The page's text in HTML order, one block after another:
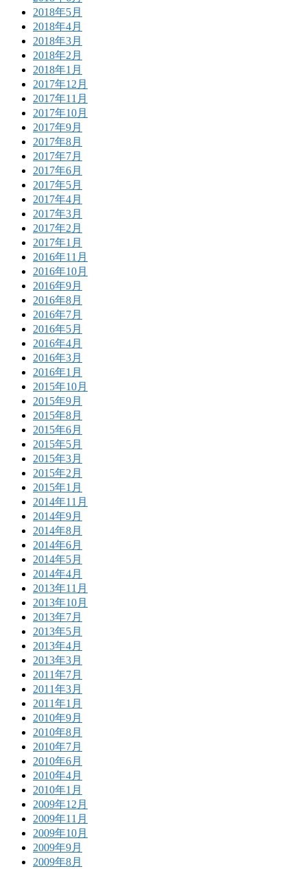
2018年5月
2018年4月
2018年3月
2018年2月
2018年1月
2017年12月
2017年11月
2017年10月
2017年9月
2017年8月
2017年7月
2017年6月
2017年5月
2017年4月
2017年3月
2017年2月
2017年1月
2016年11月
2016年10月
2016年9月
2016年8月
2016年7月
2016年5月
2016年4月
2016年3月
2016年1月
2015年10月
2015年9月
2015年8月
2015年6月
2015年5月
2015年3月
2015年2月
2015年1月
2014年11月
2014年9月
2014年8月
2014年6月
2014年5月
2014年4月
2013年11月
2013年10月
2013年7月
2013年5月
2013年4月
2013年3月
2011年7月
2011年3月
2011年1月
2010年9月
2010年8月
2010年7月
2010年6月
2010年4月
2010年1月
2009年12月
2009年11月
2009年10月
2009年9月
2009年8月